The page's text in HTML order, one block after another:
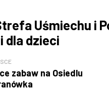
Uśmiechu i
dla dzieci
zabaw na Osiedlu